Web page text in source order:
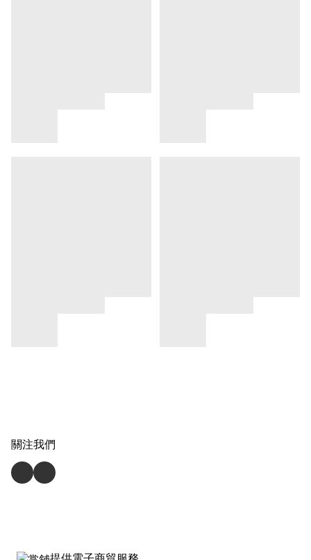
關注我們